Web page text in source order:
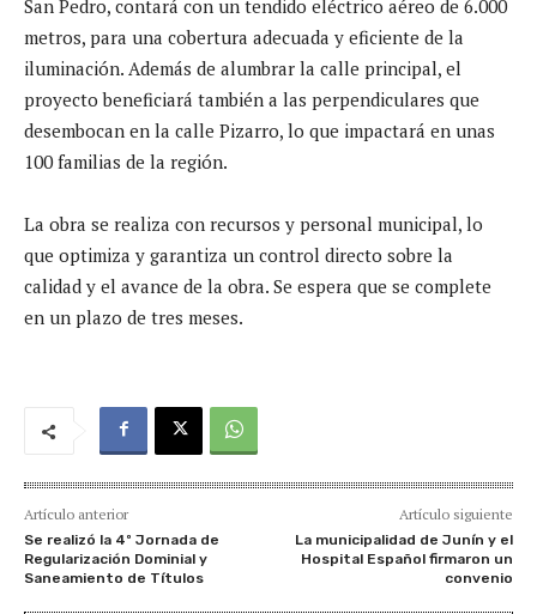
San Pedro, contará con un tendido eléctrico aéreo de 6.000
metros, para una cobertura adecuada y eficiente de la
iluminación. Además de alumbrar la calle principal, el
proyecto beneficiará también a las perpendiculares que
desembocan en la calle Pizarro, lo que impactará en unas
100 familias de la región.
La obra se realiza con recursos y personal municipal, lo
que optimiza y garantiza un control directo sobre la
calidad y el avance de la obra. Se espera que se complete
en un plazo de tres meses.
Artículo anterior
Se realizó la 4º Jornada de
Regularización Dominial y
Saneamiento de Títulos
Artículo siguiente
La municipalidad de Junín y el
Hospital Español firmaron un
convenio